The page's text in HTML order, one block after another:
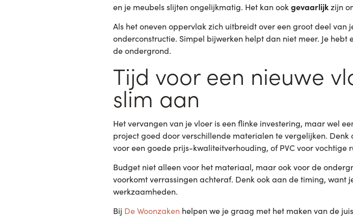
en je meubels slijten ongelijkmatig. Het kan ook gevaarlijkzijn
Als het oneven oppervlak zich uitbreidt over een groot deel
onderconstructie. Simpel bijwerken helpt dan niet meer. Je
de ondergrond.
Tijd voor een nieuwe
slim aan
Het vervangen van je vloer is een flinke investering, maar wel
project goed door verschillende materialen te vergelijken.
voor een goede prijs-kwaliteitverhouding, of PVC voor vochtige
Budget niet alleen voor het materiaal, maar ook voor de
voorkomt verrassingen achteraf. Denk ook aan de timing, want
werkzaamheden.
Bij De Woonzaken helpen we je graag met het maken van de